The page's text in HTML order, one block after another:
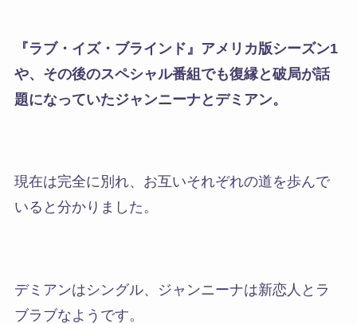
『ラブ・イズ・ブラインド』アメリカ版シーズン1
や、その後のスペシャル番組でも復縁と破局が話
題になっていたジャンニーナとデミアン。
現在は完全に別れ、お互いそれぞれの道を歩んで
いると分かりました。
デミアンはシングル、ジャンニーナは新恋人とラ
ブラブなようです。